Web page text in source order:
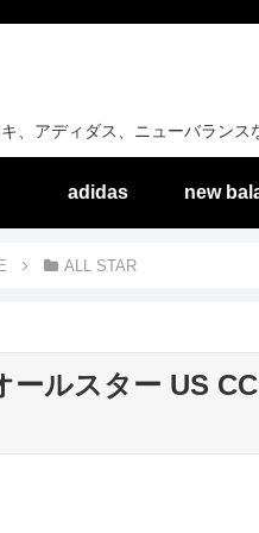
、アディダス、ニューバラン
adidas new
ALL STAR
ールスター US